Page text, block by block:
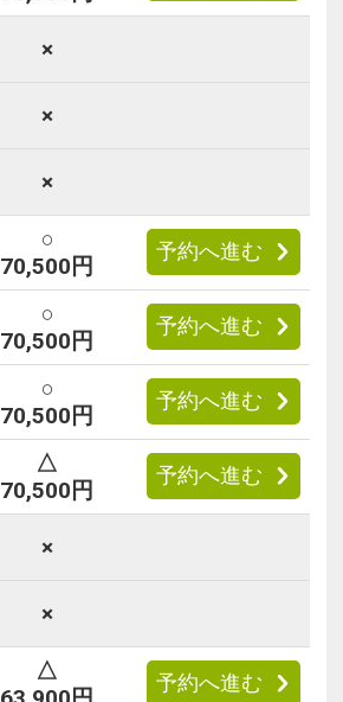
×
×
×
○
70,500円
予約へ進む
○
70,500円
予約へ進む
○
70,500円
予約へ進む
△
70,500円
予約へ進む
×
×
△
予約へ進む